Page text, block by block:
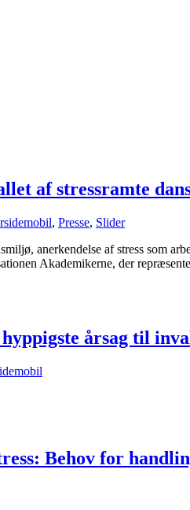
af stressramte
, Presse, Slider
anerkendelse af stress som
Akademikerne, der
årsag til
Behov for